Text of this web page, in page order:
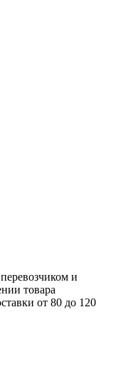
и
товара
от 80 до 120